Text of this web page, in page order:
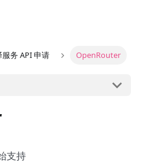
服务 API 申请 OpenRouter
支持